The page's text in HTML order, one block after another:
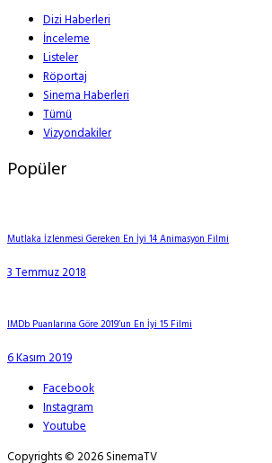
Dizi Haberleri
İnceleme
Listeler
Röportaj
Sinema Haberleri
Tümü
Vizyondakiler
Popüler
Mutlaka İzlenmesi Gereken En İyi 14 Animasyon Filmi
3 Temmuz 2018
IMDb Puanlarına Göre 2019’un En İyi 15 Filmi
6 Kasım 2019
Facebook
Instagram
Youtube
Copyrights © 2026 SinemaTV